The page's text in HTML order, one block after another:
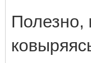
Полезно,